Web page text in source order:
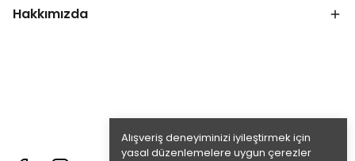
Alışveriş deneyiminizi iyileştirmek için
yasal düzenlemelere uygun çerezler
Hakkımızda